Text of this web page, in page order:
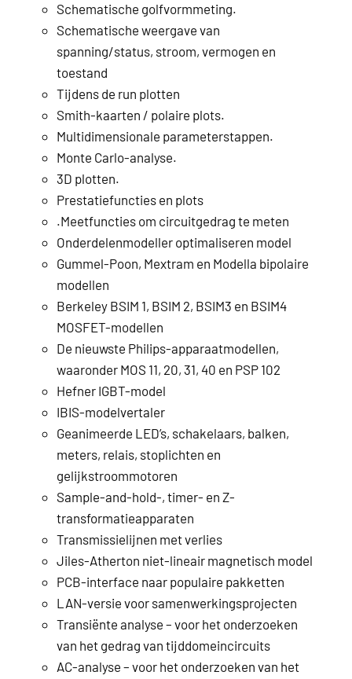
Schematische golfvormmeting.
Schematische weergave van
spanning/status, stroom, vermogen en
toestand
Tijdens de run plotten
Smith-kaarten / polaire plots.
Multidimensionale parameterstappen.
Monte Carlo-analyse.
3D plotten.
Prestatiefuncties en plots
.Meetfuncties om circuitgedrag te meten
Onderdelenmodeller optimaliseren model
Gummel-Poon, Mextram en Modella bipolaire
modellen
Berkeley BSIM 1, BSIM 2, BSIM3 en BSIM4
MOSFET-modellen
De nieuwste Philips-apparaatmodellen,
waaronder MOS 11, 20, 31, 40 en PSP 102
Hefner IGBT-model
IBIS-modelvertaler
Geanimeerde LED’s, schakelaars, balken,
meters, relais, stoplichten en
gelijkstroommotoren
Sample-and-hold-, timer- en Z-
transformatieapparaten
Transmissielijnen met verlies
Jiles-Atherton niet-lineair magnetisch model
PCB-interface naar populaire pakketten
LAN-versie voor samenwerkingsprojecten
Transiënte analyse – voor het onderzoeken
van het gedrag van tijddomeincircuits
AC-analyse – voor het onderzoeken van het